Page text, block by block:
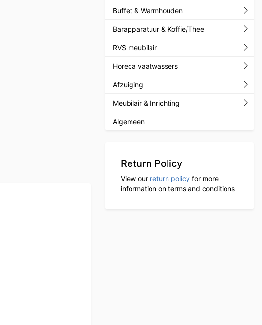
Buffet & Warmhouden
Barapparatuur & Koffie/Thee
RVS meubilair
Horeca vaatwassers
Afzuiging
Meubilair & Inrichting
Algemeen
Return Policy
View our return policy for more
information on terms and conditions